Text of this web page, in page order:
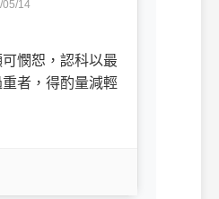
05/14
憫恕，認科以最
者，得酌量減輕